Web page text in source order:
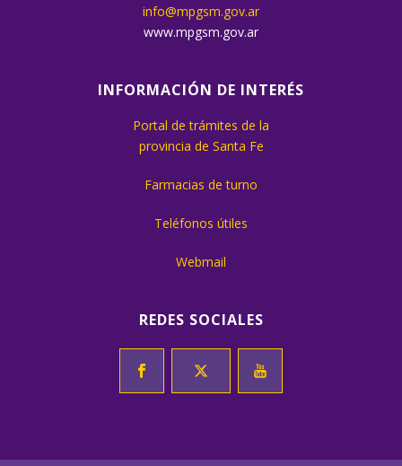
info@mpgsm.gov.ar
www.mpgsm.gov.ar
INFORMACIÓN DE INTERÉS
Portal de trámites de la
provincia de Santa Fe
Farmacias de turno
Teléfonos útiles
Webmail
REDES SOCIALES